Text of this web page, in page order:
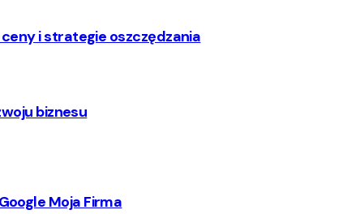
i strategie oszczędzania
biznesu
Moja Firma